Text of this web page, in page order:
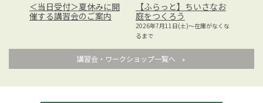
＜当日受付＞夏休みに開
催する講習会のご案内
【ふらっと】ちいさなお
庭をつくろう
2026年7月11日(土)～在庫がなくな
るまで
講習会・ワークショップ一覧へ